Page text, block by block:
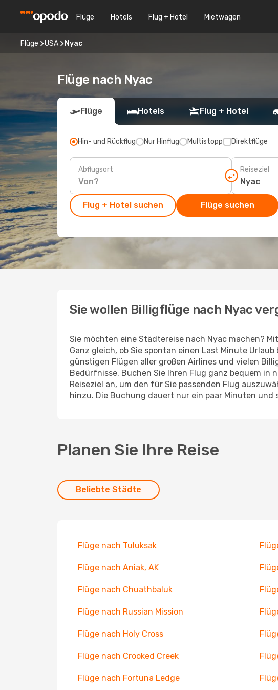
Flüge Hotels Flug + Hotel Mietwagen
Flüge USA Nyac
Flüge nach Nyac
Flüge Hotels Flug + Hotel
Hin- und Rückflug Nur Hinflug Multistopp Direktflüge
Abflugsort Reiseziel
Flug + Hotel suchen Flüge suchen
Sie wollen Billigflüge nach Nyac
Sie möchten eine Städtereise nach Nyac machen?
Ganz gleich, ob Sie spontan einen Last Minute
günstigen Flügen aller großen Airlines und vielen
Bedürfnisse. Buchen Sie Ihren Flug ganz bequem
Reiseziel an, um den für Sie passenden Flug
hinzu. Die Buchung dauert nur ein paar Minuten und
Planen Sie Ihre Reise
Beliebte Städte
Flüge nach Tuluksak
Flüge nach Aniak, AK
Flüge nach Chuathbaluk
Flüge nach Russian Mission
Flüge nach Holy Cross
Flüge nach Crooked Creek
Flüge nach Fortuna Ledge